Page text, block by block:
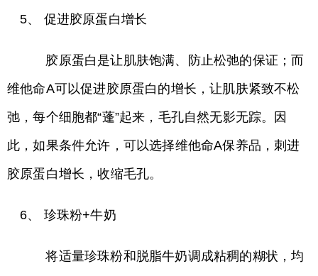
5、 促进胶原蛋白增长
胶原蛋白是让肌肤饱满、防止松弛的保证；而
维他命A可以促进胶原蛋白的增长，让肌肤紧致不松
弛，每个细胞都“蓬”起来，毛孔自然无影无踪。因
此，如果条件允许，可以选择维他命A保养品，刺进
胶原蛋白增长，收缩毛孔。
6、 珍珠粉+牛奶
将适量珍珠粉和脱脂牛奶调成粘稠的糊状，均